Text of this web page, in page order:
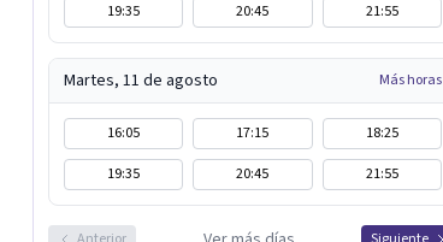
19:35
20:45 21:55
Martes, 11 de agosto Más horas
16:05 17:15
18:25
19:35
20:45 21:55